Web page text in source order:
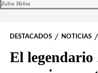
Zubin Mehta
DESTACADOS NOTICIAS
El